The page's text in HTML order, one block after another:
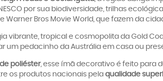
por sua biodiversidade, trilhas
Warner Bros Movie World, que fazem da
vibrante, tropical e cosmopolita da Gold
um pedacinho da Austrália em casa ou
poliéster, esse ímã decorativo é feito para
os produtos nacionais pela qualidade